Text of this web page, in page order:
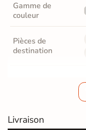
Gamme de
couleur
Pièces de
destination
Coefficient
Livraison